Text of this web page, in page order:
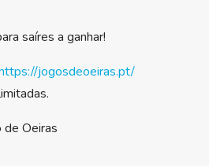
saíres a ganhar!
jogosdeoeiras.pt/
de Oeiras